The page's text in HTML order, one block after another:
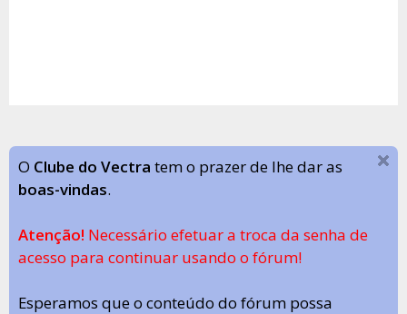
O Clube do Vectra tem o prazer de lhe dar as
boas-vindas.
Atenção! Necessário efetuar a troca da senha de
acesso para continuar usando o fórum!
Esperamos que o conteúdo do fórum possa